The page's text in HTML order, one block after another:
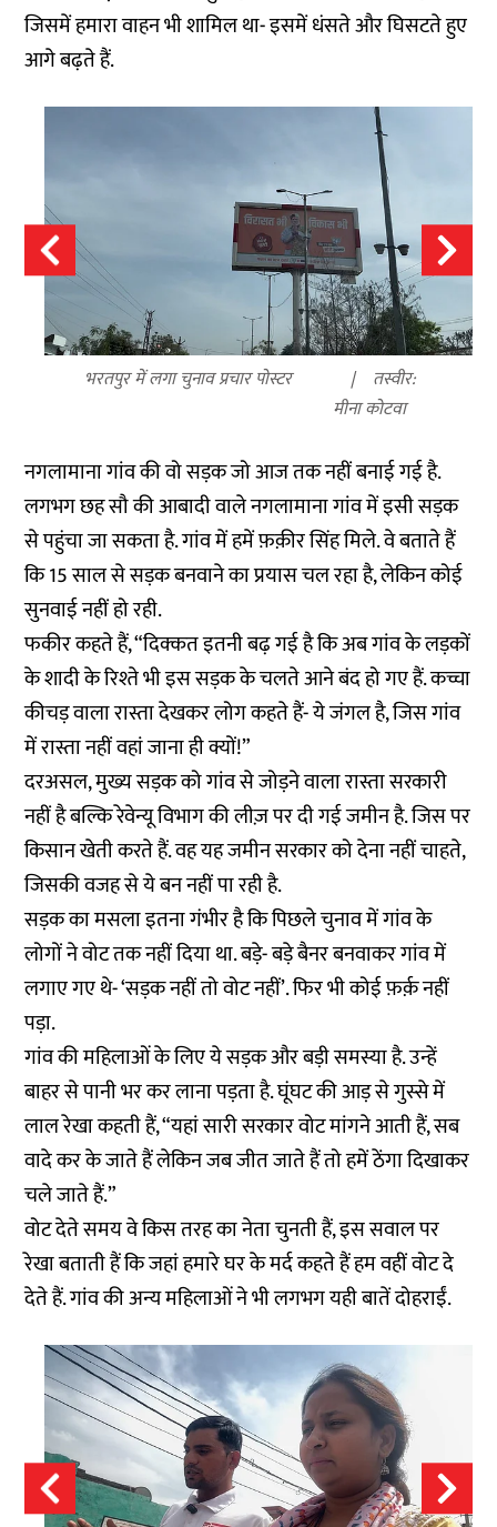
जिसमें हमारा वाहन भी शामिल था- इसमें धंसते और घिसटते हुए
आगे बढ़ते हैं.
भरतपुर में लगा चुनाव प्रचार पोस्टर
तस्वीर:
मीना कोटवा
नगलामाना गांव की वो सड़क जो आज तक नहीं बनाई गई है.
लगभग छह सौ की आबादी वाले नगलामाना गांव में इसी सड़क
से पहुंचा जा सकता है. गांव में हमें फ़क़ीर सिंह मिले. वे बताते हैं
कि 15 साल से सड़क बनवाने का प्रयास चल रहा है, लेकिन कोई
सुनवाई नहीं हो रही.
फकीर कहते हैं, “दिक्कत इतनी बढ़ गई है कि अब गांव के लड़कों
के शादी के रिश्ते भी इस सड़क के चलते आने बंद हो गए हैं. कच्चा
कीचड़ वाला रास्ता देखकर लोग कहते हैं- ये जंगल है, जिस गांव
में रास्ता नहीं वहां जाना ही क्यों!”
दरअसल, मुख्य सड़क को गांव से जोड़ने वाला रास्ता सरकारी
नहीं है बल्कि रेवेन्यू विभाग की लीज़ पर दी गई जमीन है. जिस पर
किसान खेती करते हैं. वह यह जमीन सरकार को देना नहीं चाहते,
जिसकी वजह से ये बन नहीं पा रही है.
सड़क का मसला इतना गंभीर है कि पिछले चुनाव में गांव के
लोगों ने वोट तक नहीं दिया था. बड़े- बड़े बैनर बनवाकर गांव में
लगाए गए थे- ‘सड़क नहीं तो वोट नहीं’. फिर भी कोई फ़र्क़ नहीं
पड़ा.
गांव की महिलाओं के लिए ये सड़क और बड़ी समस्या है. उन्हें
बाहर से पानी भर कर लाना पड़ता है. घूंघट की आड़ से गुस्से में
लाल रेखा कहती हैं, “यहां सारी सरकार वोट मांगने आती हैं, सब
वादे कर के जाते हैं लेकिन जब जीत जाते हैं तो हमें ठेंगा दिखाकर
चले जाते हैं.”
वोट देते समय वे किस तरह का नेता चुनती हैं, इस सवाल पर
रेखा बताती हैं कि जहां हमारे घर के मर्द कहते हैं हम वहीं वोट दे
देते हैं. गांव की अन्य महिलाओं ने भी लगभग यही बातें दोहराईं.